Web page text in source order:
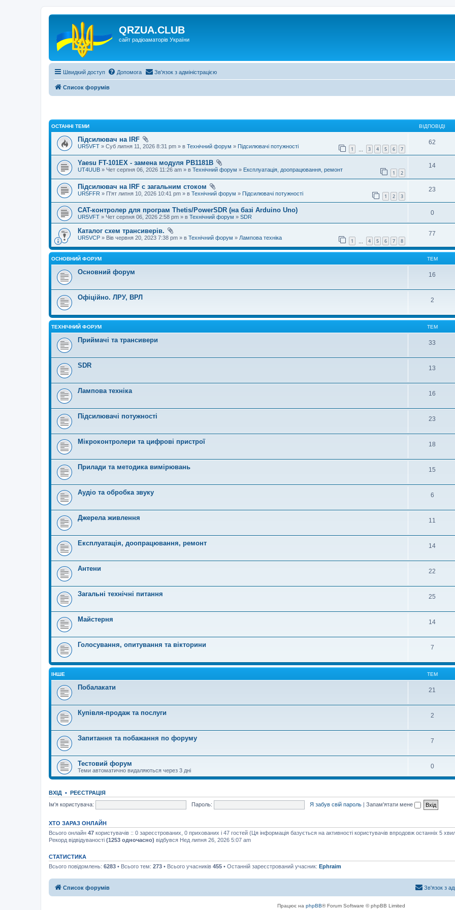
QRZUA.CLUB
сайт радіоаматорів України
Швидкий доступ Допомога Зв'язок з адміністрацією
Список форумів
ОСТАННІ ТЕМИ ВІДПОВІДІ
Підсилювач на IRF
1 3 4 5 6 7
UR5VFT » Суб липня 11, 2026 8:31 pm » в Технічний форум » Підсилювачі потужності
62
Yaesu FT-101EX - замена модуля PB1181B
1 2
UT4UUB » Чет серпня 06, 2026 11:26 am » в Технічний форум » Експлуатація, доопрацювання, ремонт
14
Підсилювач на IRF с загальним стоком
1 2 3
UR5FFR » П'ят липня 10, 2026 10:41 pm » в Технічний форум » Підсилювачі потужності
23
CAT-контролер для програм Thetis/PowerSDR (на базі Arduino Uno)
UR5VFT » Чет серпня 06, 2026 2:58 pm » в Технічний форум » SDR
0
Каталог схем трансиверів.
1 4 5 6 7 8
UR5VCP » Вів червня 20, 2023 7:38 pm » в Технічний форум » Лампова техніка
77
ОСНОВНИЙ ФОРУМ ТЕМ
Основний форум 16
Офіційно. ЛРУ, ВРЛ 2
ТЕХНІЧНИЙ ФОРУМ ТЕМ
Приймачі та трансивери 33
SDR 13
Лампова техніка 16
Підсилювачі потужності 23
Мікроконтролери та цифрові пристрої 18
Прилади та методика вимірювань 15
Аудіо та обробка звуку 6
Джерела живлення 11
Експлуатація, доопрацювання, ремонт 14
Антени 22
Загальні технічні питання 25
Майстерня 14
Голосування, опитування та вікторини 7
ІНШЕ ТЕМ
Побалакати 21
Купівля-продаж та послуги 2
Запитання та побажання по форуму 7
Тестовий форум
Теми автоматично видаляються через 3 дні
0
ВХІД • РЕЄСТРАЦІЯ
Ім'я користувача:
Пароль: Я забув свій пароль | Запам'ятати мене
ХТО ЗАРАЗ ОНЛАЙН
Всього онлайн 47 користувачів :: 0 зареєстрованих, 0 прихованих і 47 гостей (Ця інформація базується на активності користувачів впродовж останніх 5
Рекорд відвідуваності (1253 одночасно) відбувся Нед липня 26, 2026 5:07 am
СТАТИСТИКА
Всього повідомлень: 6283 • Всього тем: 273 • Всього учасників 455 • Останній зареєстрований учасник: Ephraim
Список форумів Зв'язок з
Працює на phpBB® Forum Software © phpBB Limited